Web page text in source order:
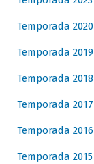
Temporada 2020
Temporada 2019
Temporada 2018
Temporada 2017
Temporada 2016
Temporada 2015